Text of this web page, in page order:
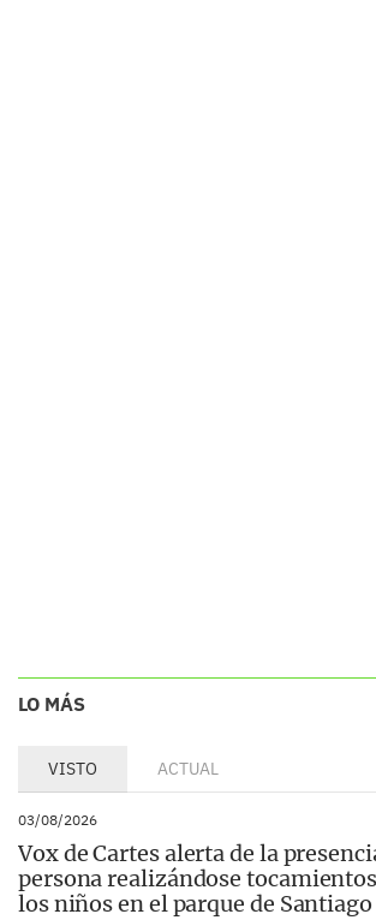
LO MÁS
VISTO ACTUAL
03/08/2026
Vox de Cartes alerta de la
persona realizándose
los niños en el parque de Santiago